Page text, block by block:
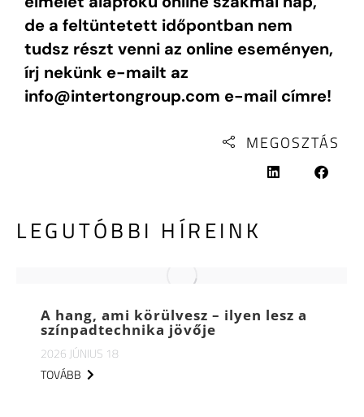
de a feltüntetett időpontban nem
tudsz részt venni az online eseményen,
írj nekünk e-mailt az
info@intertongroup.com e-mail címre!
MEGOSZTÁS
LEGUTÓBBI HÍREINK
A hang, ami körülvesz – ilyen lesz a
színpadtechnika jövője
2026 JÚNIUS 18
TOVÁBB